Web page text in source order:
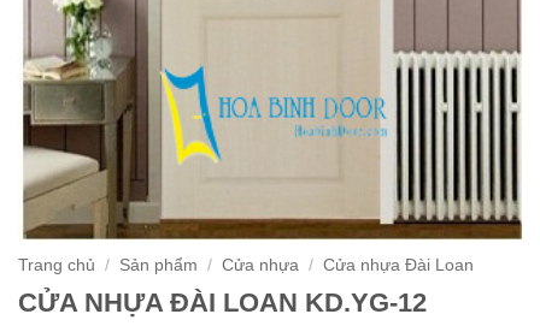
Trang chủ / Sản phẩm / Cửa nhựa / Cửa nhựa Đài Loan
CỬA NHỰA ĐÀI LOAN KD.YG-12